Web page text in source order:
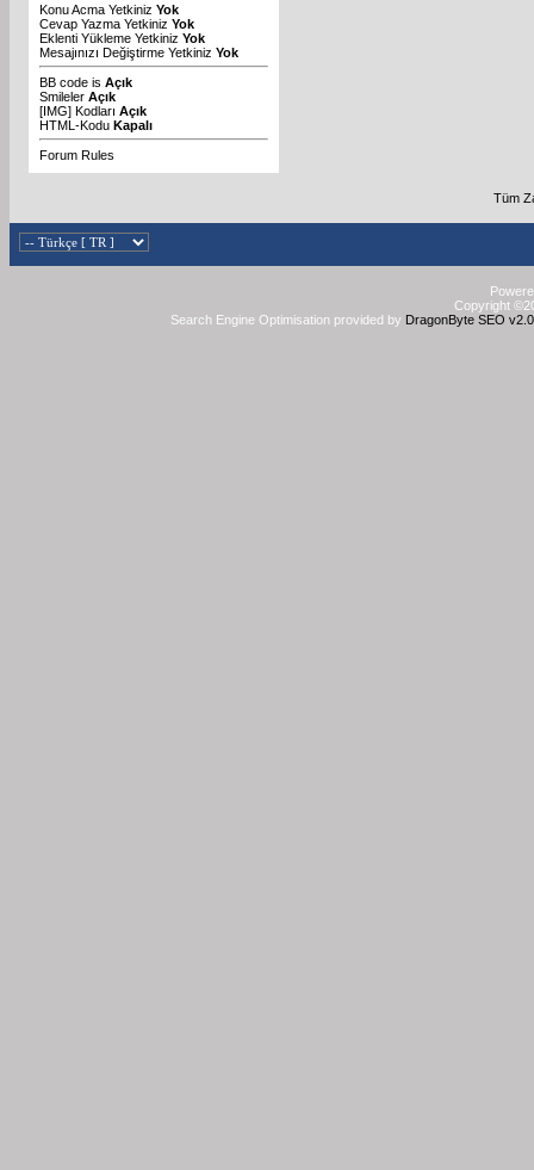
Konu Acma Yetkiniz Yok
Cevap Yazma Yetkiniz Yok
Eklenti Yükleme Yetkiniz Yok
Mesajınızı Değiştirme Yetkiniz Yok
BB code is Açık
Smileler Açık
[IMG] Kodları Açık
HTML-Kodu Kapalı
Forum Rules
Tüm
Copyright
Search Engine Optimisation provided by DragonByte SEO